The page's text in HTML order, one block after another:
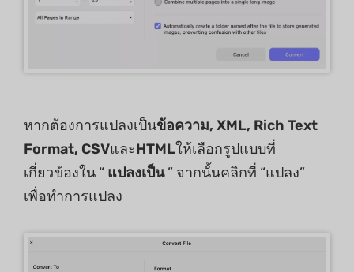
หากต้องการแปลงเป็นข้อความ, XML, Rich Text
Format, CSVและHTMLให้เลือกรูปแบบที่
เกี่ยวข้องใน “ แปลงเป็น” จากนั้นคลิกที่ “แปลง”
เพื่อทำการแปลง